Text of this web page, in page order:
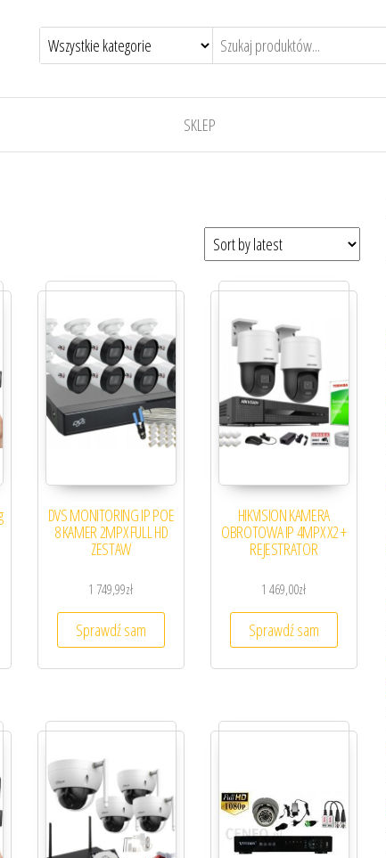
SKLEP
DVS MONITORING IP POE
8 KAMER 2MPX FULL HD
ZESTAW
1 749,99zł
Sprawdź sam
HIKVISION KAMERA
OBROTOWA IP 4MPX X2 +
REJESTRATOR
1 469,00zł
Sprawdź sam